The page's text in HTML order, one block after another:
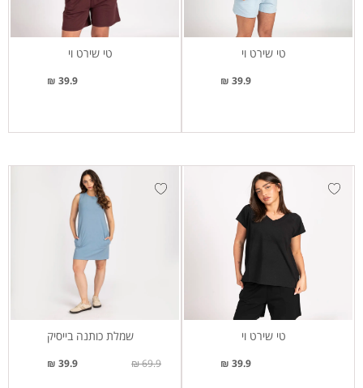
טי שירט וי
39.9 ₪
טי שירט וי
39.9 ₪
טי שירט וי
39.9 ₪
שמלת כותנה בייסיק
39.9 ₪ 69.9 ₪